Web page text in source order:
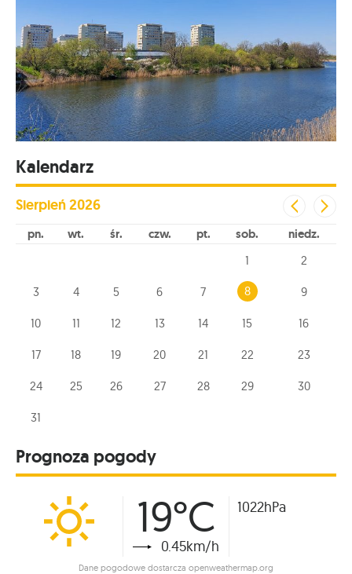
Kalendarz
Sierpień2026
pn wt śr czw pt sob niedz
1 2
3 4 5 6 7 8 9
10 11 12 13 14 15 16
17 18 19 20 21 22 23
24 25 26 27 28 29 30
31
Prognoza pogody
19°C
0.45km/h
1022hPa
Dane pogodowe dostarcza openweathermap.org